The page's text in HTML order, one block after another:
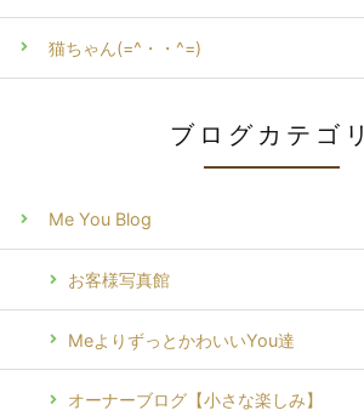
猫ちゃん(=^・・^=)
ブログカテゴリ
Me You Blog
お客様写真館
MeよりずっとかわいいYou達
オーナーブログ【小さな楽しみ】